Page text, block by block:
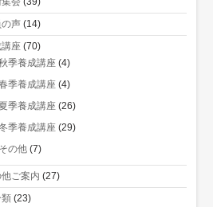
声 (14)
座 (70)
季養成講座 (4)
季養成講座 (4)
夏季養成講座 (26)
季養成講座 (29)
その他 (7)
ご案内 (27)
(23)